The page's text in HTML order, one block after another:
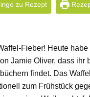
zu Rezept
Fieber! Heute habe
Jamie Oliver, dass ihr
findet. Das
zum Frühstück